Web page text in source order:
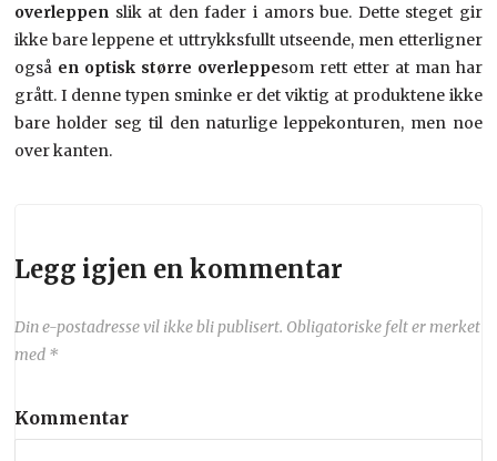
overleppen slik at den fader i amors bue. Dette steget gir
ikke bare leppene et uttrykksfullt utseende, men etterligner
også en optisk større overleppesom rett etter at man har
grått. I denne typen sminke er det viktig at produktene ikke
bare holder seg til den naturlige leppekonturen, men noe
over kanten.
Legg igjen en kommentar
Din e-postadresse vil ikke bli publisert. Obligatoriske felt er merket
med *
Kommentar